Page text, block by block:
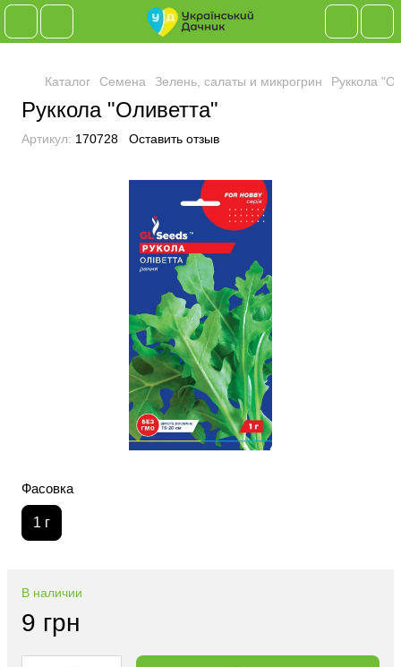
Каталог Семена Зелень, салаты и микрогрин Руккола
Руккола "Оливетта"
Артикул: 170728 Оставить отзыв
Фасовка
1 г
В наличии
9 грн